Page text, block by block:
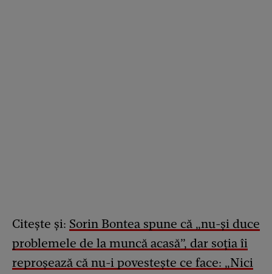
Citește și: Sorin Bontea spune că „nu-și duce
problemele de la muncă acasă”, dar soția îi
reproșează că nu-i povestește ce face: „Nici